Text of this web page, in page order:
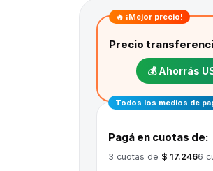
🔥 ¡Mejor precio!
Precio
💰 Ahorrás
Todos los medios de
Pagá en cuotas de:
3 cuotas de $ 17.2466